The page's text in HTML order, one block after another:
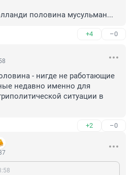
половина мусульман...
+4 –0
- нигде не работающие
недавно именно для
ситуации в
+2 –0